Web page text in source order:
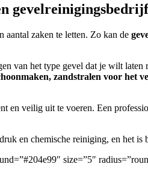
zaken te letten. Zo kan de
van het type gevel dat je wilt laten
zandstralen voor het
en veilig uit te voeren. Een
en chemische reiniging, en het
size=”5″